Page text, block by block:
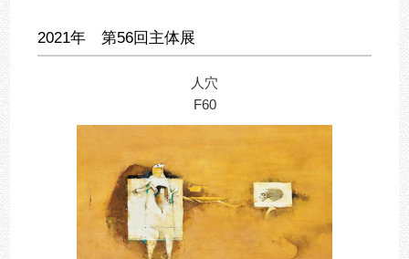
2021年 第56回主体展
人穴
F60